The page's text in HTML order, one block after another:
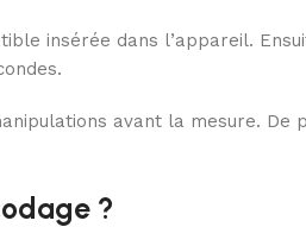
insérée dans l’appareil.
avant la mesure.
?